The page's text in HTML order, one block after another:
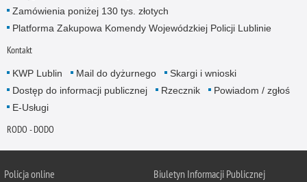
Zamówienia poniżej 130 tys. złotych
Platforma Zakupowa Komendy Wojewódzkiej Policji Lublinie
Kontakt
KWP Lublin Mail do dyżurnego
Skargi i wnioski
Dostęp do informacji publicznej
Rzecznik
Powiadom / zgłoś
E-Usługi
RODO - DODO
Policja online
Biuletyn Informacji Publicznej